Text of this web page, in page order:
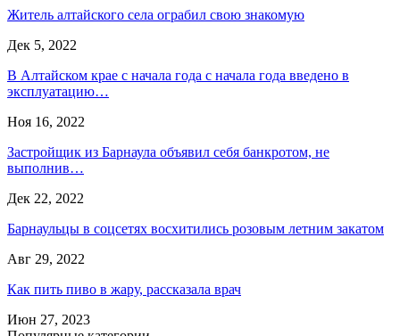
Житель алтайского села ограбил свою знакомую
Дек 5, 2022
В Алтайском крае с начала года с начала года введено в
эксплуатацию…
Ноя 16, 2022
Застройщик из Барнаула объявил себя банкротом, не
выполнив…
Дек 22, 2022
Барнаульцы в соцсетях восхитились розовым летним закатом
Авг 29, 2022
Как пить пиво в жару, рассказала врач
Июн 27, 2023